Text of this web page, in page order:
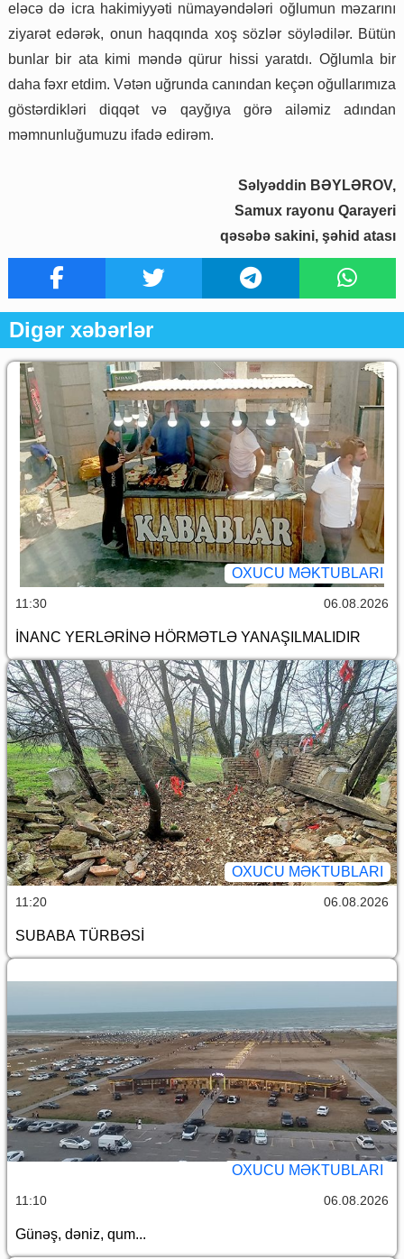
eləcə də icra hakimiyyəti nümayəndələri oğlumun məzarını
ziyarət edərək, onun haqqında xoş sözlər söylədilər. Bütün
bunlar bir ata kimi məndə qürur hissi yaratdı. Oğlumla bir
daha fəxr etdim. Vətən uğrunda canından keçən oğullarımıza
göstərdikləri diqqət və qayğıya görə ailəmiz adından
məmnunluğumuzu ifadə edirəm.
Səlyəddin BƏYLƏROV,
Samux rayonu Qarayeri
qəsəbə sakini, şəhid atası
Digər xəbərlər
OXUCU MƏKTUBLARI
11:30 06.08.2026
İNANC YERLƏRİNƏ HÖRMƏTLƏ YANAŞILMALIDIR
OXUCU MƏKTUBLARI
11:20 06.08.2026
SUBABA TÜRBƏSİ
OXUCU MƏKTUBLARI
11:10 06.08.2026
Günəş, dəniz, qum...